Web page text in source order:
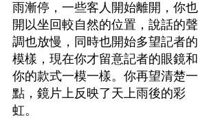
雨漸停，一些客人開始離開，你也
開以坐回較自然的位置，說話的聲
調也放慢，同時也開始多望記者的
模樣，現在你才留意記者的眼鏡和
你的款式一模一樣。你再望清楚一
點，鏡片上反映了天上雨後的彩
虹。